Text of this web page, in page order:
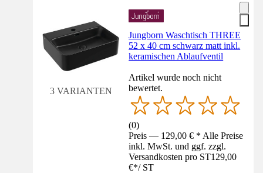
3 VARIANTEN
Jungborn Waschtisch THREE
52 x 40 cm schwarz matt inkl.
keramischen Ablaufventil
Artikel wurde noch nicht
bewertet.
(0)
Preis — 129,00 € * Alle Preise
inkl. MwSt. und ggf. zzgl.
Versandkosten pro ST129,00
€*/ ST